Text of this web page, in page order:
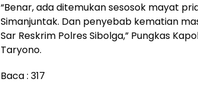
“Benar, ada ditemukan sesosok mayat
Simanjuntak. Dan penyebab kematian
Sar Reskrim Polres Sibolga,” Pungkas
Taryono.
Baca : 317